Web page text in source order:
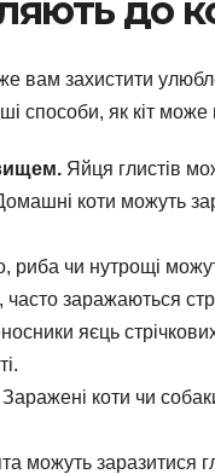
до
захистити
способи, як кіт може
Яйця глистів
коти можуть
риба чи нутрощі
заражаються
яєць
Заражені коти чи
можуть заразитися